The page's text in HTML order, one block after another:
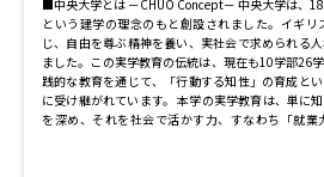
SELFBRAND特集ページ
オープンキャンパスなどを調べる
実
行っています。
■中央大学とは －CHUO Concept－ 中央大学は、
という建学の理念のもと創設されました。イギ
じ、自由を尊ぶ精神を養い、実社会で求められる
ました。この実学教育の伝統は、現在も10学部26
践的な教育を通じて、「行動する知性」の育成と
に受け継がれています。 本学の実学教育は、単に
を深め、それを社会で活かす力、すなわち「就業
す。人と人、または人と環境との共生が求めら